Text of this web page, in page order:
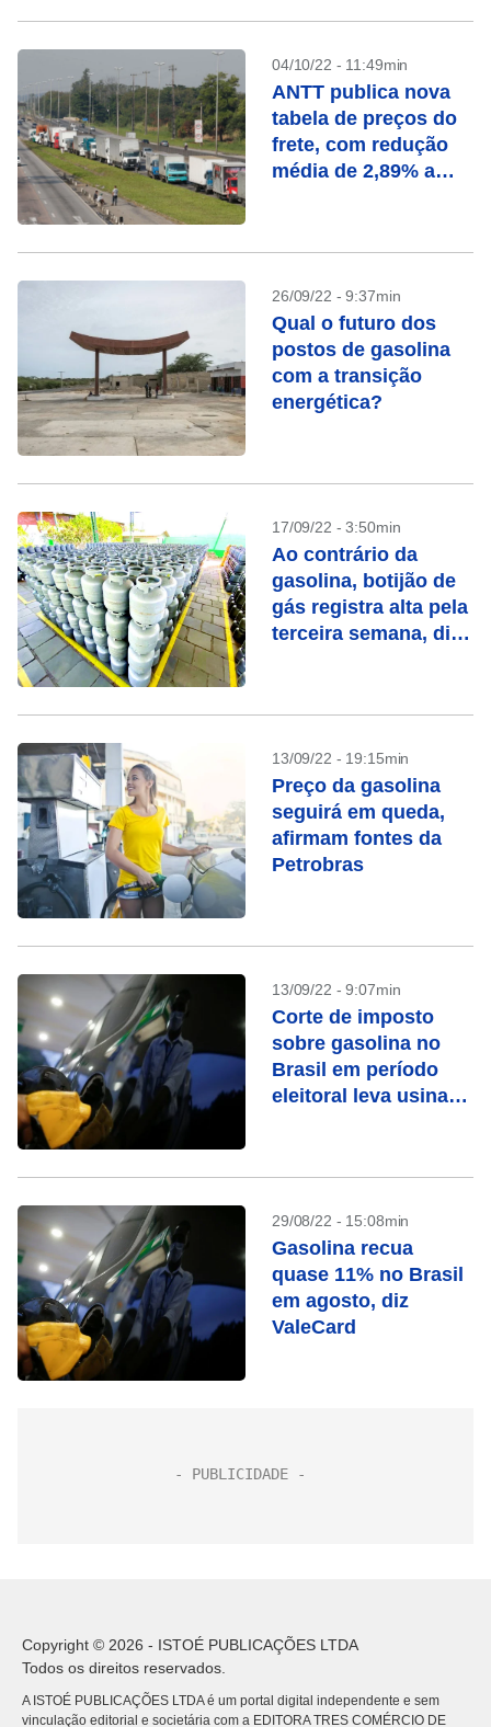
04/10/22 - 11:49min
ANTT publica nova
tabela de preços do
frete, com redução
média de 2,89% a
26/09/22 - 9:37min
Qual o futuro dos
postos de gasolina
com a transição
energética?
17/09/22 - 3:50min
Ao contrário da
gasolina, botijão de
gás registra alta pela
terceira semana, diz
13/09/22 - 19:15min
Preço da gasolina
seguirá em queda,
afirmam fontes da
Petrobras
13/09/22 - 9:07min
Corte de imposto
sobre gasolina no
Brasil em período
eleitoral leva usinas
29/08/22 - 15:08min
Gasolina recua
quase 11% no Brasil
em agosto, diz
ValeCard
Copyright © 2026 - ISTOÉ PUBLICAÇÕES LTDA
Todos os direitos reservados.
A ISTOÉ PUBLICAÇÕES LTDA é um portal digital independente e sem
vinculação editorial e societária com a EDITORA TRES COMÉRCIO DE